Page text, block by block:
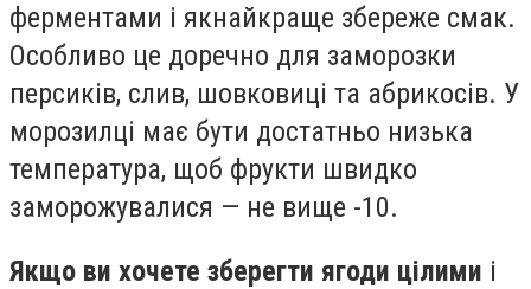
ферментами і якнайкраще збереже смак.
Особливо це доречно для заморозки
персиків, слив, шовковиці та абрикосів. У
морозилці має бути достатньо низька
температура, щоб фрукти швидко
заморожувалися — не вище -10.
Якщо ви хочете зберегти ягоди цілими і